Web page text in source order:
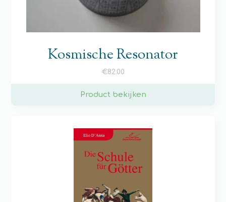
Kosmische Resonator
€82.00
Product bekijken